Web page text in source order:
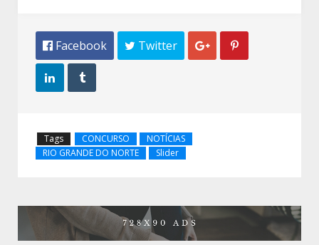
 Facebook  Twitter  
 
Tags CONCURSO
NOTÍCIAS
RIO GRANDE DO NORTE
Slider